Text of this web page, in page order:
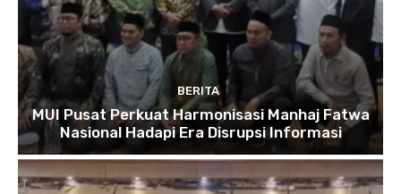
BERITA
MUI Pusat Perkuat Harmonisasi Manhaj Fatwa
Nasional Hadapi Era Disrupsi Informasi